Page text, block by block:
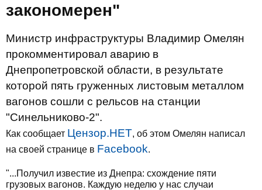
закономерен"
Министр инфраструктуры Владимир Омелян
прокомментировал аварию в
Днепропетровской области, в результате
которой пять груженных листовым металлом
вагонов сошли с рельсов на станции
"Синельниково-2".
Как сообщает Цензор.НЕТ, об этом Омелян написал
на своей странице в Facebook.
"...Получил известие из Днепра: схождение пяти
грузовых вагонов. Каждую неделю у нас случаи